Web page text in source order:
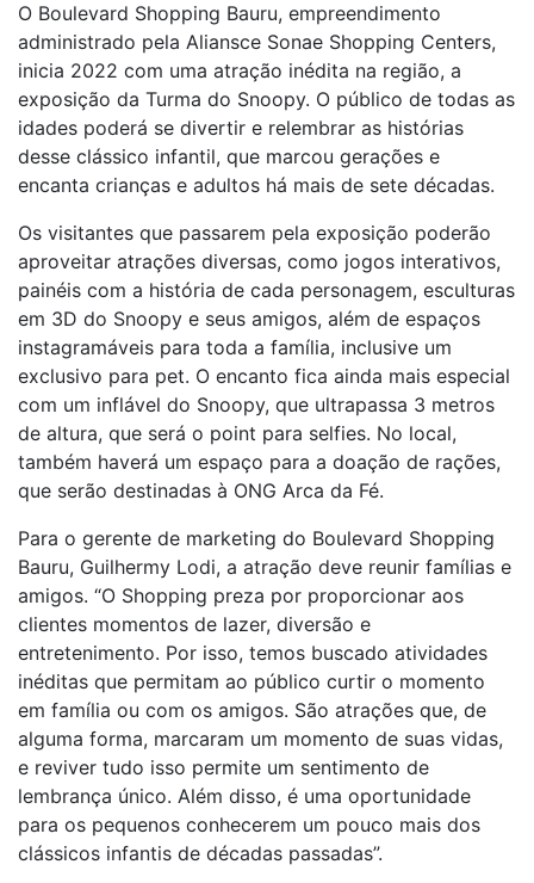
O Boulevard Shopping Bauru, empreendimento
administrado pela Aliansce Sonae Shopping Centers,
inicia 2022 com uma atração inédita na região, a
exposição da Turma do Snoopy. O público de todas as
idades poderá se divertir e relembrar as histórias
desse clássico infantil, que marcou gerações e
encanta crianças e adultos há mais de sete décadas.
Os visitantes que passarem pela exposição poderão
aproveitar atrações diversas, como jogos interativos,
painéis com a história de cada personagem, esculturas
em 3D do Snoopy e seus amigos, além de espaços
instagramáveis para toda a família, inclusive um
exclusivo para pet. O encanto fica ainda mais especial
com um inflável do Snoopy, que ultrapassa 3 metros
de altura, que será o point para selfies. No local,
também haverá um espaço para a doação de rações,
que serão destinadas à ONG Arca da Fé.
Para o gerente de marketing do Boulevard Shopping
Bauru, Guilhermy Lodi, a atração deve reunir famílias e
amigos. “O Shopping preza por proporcionar aos
clientes momentos de lazer, diversão e
entretenimento. Por isso, temos buscado atividades
inéditas que permitam ao público curtir o momento
em família ou com os amigos. São atrações que, de
alguma forma, marcaram um momento de suas vidas,
e reviver tudo isso permite um sentimento de
lembrança único. Além disso, é uma oportunidade
para os pequenos conhecerem um pouco mais dos
clássicos infantis de décadas passadas”.